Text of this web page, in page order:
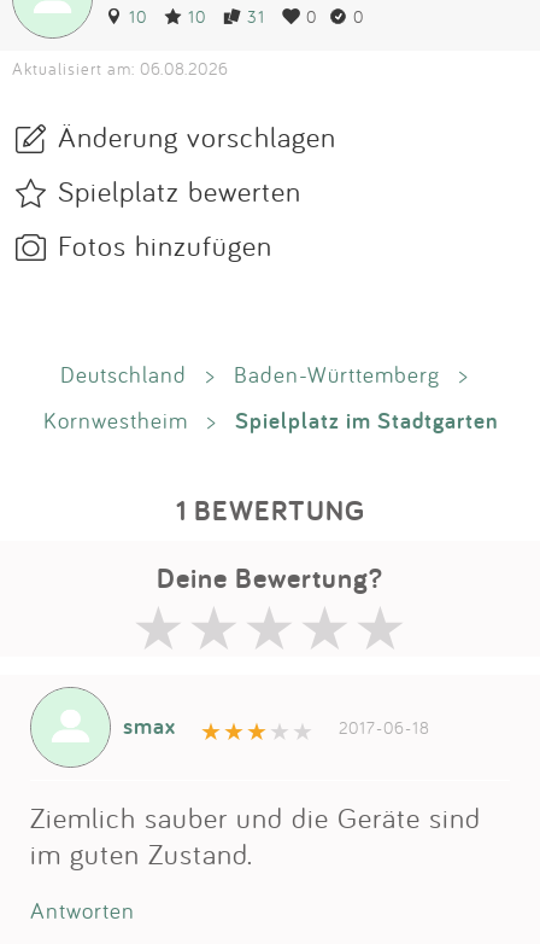
10 10 31 0 0
Aktualisiert am: 06.08.2026
Änderung vorschlagen
Spielplatz bewerten
Fotos hinzufügen
Deutschland > Baden-Württemberg
>
Kornwestheim
> Spielplatz im Stadtgarten
1 BEWERTUNG
Deine Bewertung?
smax 2017-06-18
Ziemlich sauber und die Geräte sind
im guten Zustand.
Antworten